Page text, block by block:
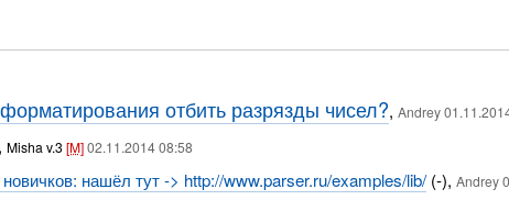
отбить разрязды чисел?, Andrey
Misha v.3 [M]02.11.2014 08:58
нашёл тут -> http://www.parser.ru/examples/lib/(-),Andrey